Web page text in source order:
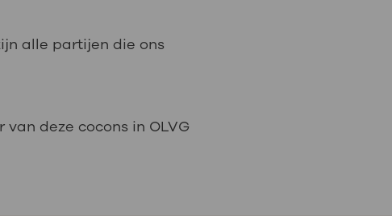
alle partijen die ons
deze cocons in OLVG